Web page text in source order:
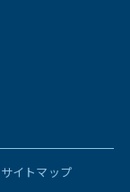
サイトマップ